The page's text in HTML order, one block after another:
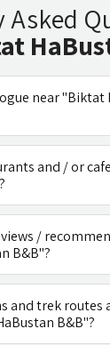
Restaurant
Maga
(Magic
region >>
Asked
near "Biktat
and / or
/
B&B"?
and trek routes
B&B"?